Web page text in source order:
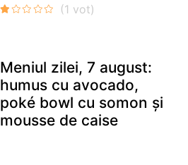
Meniul zilei, 7 august:
humus cu avocado,
poké bowl cu somon și
mousse de caise